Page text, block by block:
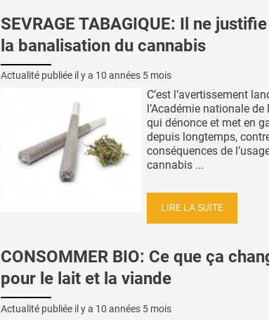
SEVRAGE TABAGIQUE: Il ne
la banalisation du cannabis
Actualité publiée il y a 10 années 5 mois
C’est l’avertissement
l’Académie nationale de
qui dénonce et met en
depuis longtemps,
conséquences de
cannabis ...
LIRE LA SUITE
CONSOMMER BIO: Ce que ça
pour le lait et la viande
Actualité publiée il y a 10 années 5 mois